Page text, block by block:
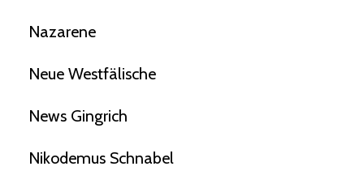
Nazarene
Neue Westfälische
News Gingrich
Nikodemus Schnabel